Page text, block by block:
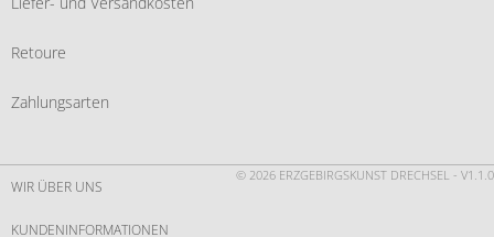
Retoure
Zahlungsarten
© 2026 ERZGEBIRGSKUNST DRECHSEL - V1.1.0
WIR ÜBER UNS
KUNDENINFORMATIONEN